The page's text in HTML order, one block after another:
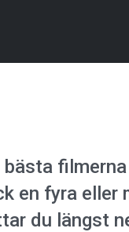
filmerna
en fyra eller
du längst